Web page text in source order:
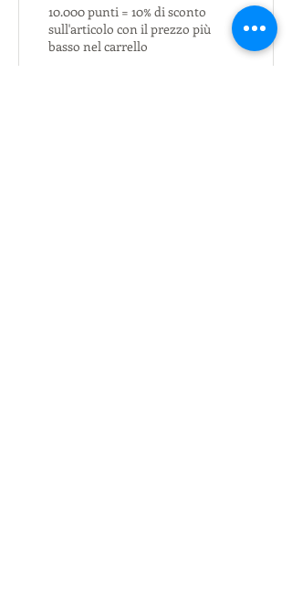
10.000 punti = 10% di sconto
sull'articolo con il prezzo più
basso nel carrello